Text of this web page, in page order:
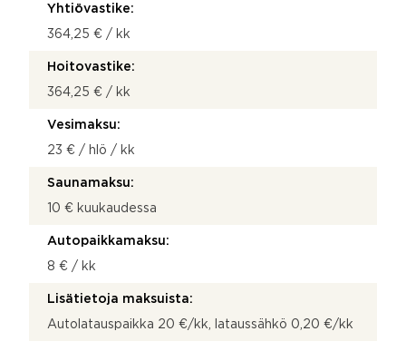
Yhtiövastike:
364,25 € / kk
Hoitovastike:
364,25 € / kk
Vesimaksu:
23 € / hlö / kk
Saunamaksu:
10 € kuukaudessa
Autopaikkamaksu:
8 € / kk
Lisätietoja maksuista:
Autolatauspaikka 20 €/kk, lataussähkö 0,20 €/kk